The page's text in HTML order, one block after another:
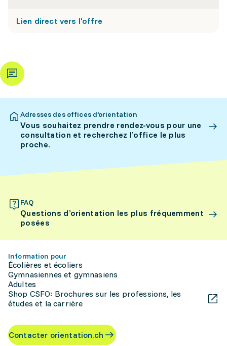
Lien direct vers l'offre
Adresses des offices d’orientation
Vous souhaitez prendre rendez-vous pour une
consultation et recherchez l’office le plus
proche.
FAQ
Questions d’orientation les plus fréquemment
posées
Information pour
Écolières et écoliers
Gymnasiennes et gymnasiens
Adultes
Shop CSFO: Brochures sur les professions, les
études et la carrière
Contacter orientation.ch